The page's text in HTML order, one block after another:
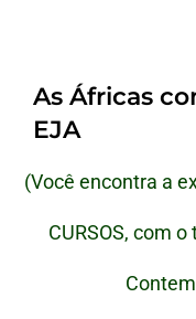
As Áfricas
EJA
(Você encontra a
CURSOS, com